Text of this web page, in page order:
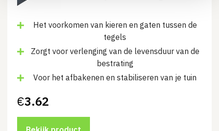
Het voorkomen van kieren en gaten tussen de
tegels
Zorgt voor verlenging van de levensduur van de
bestrating
Voor het afbakenen en stabiliseren van je tuin
€3.62